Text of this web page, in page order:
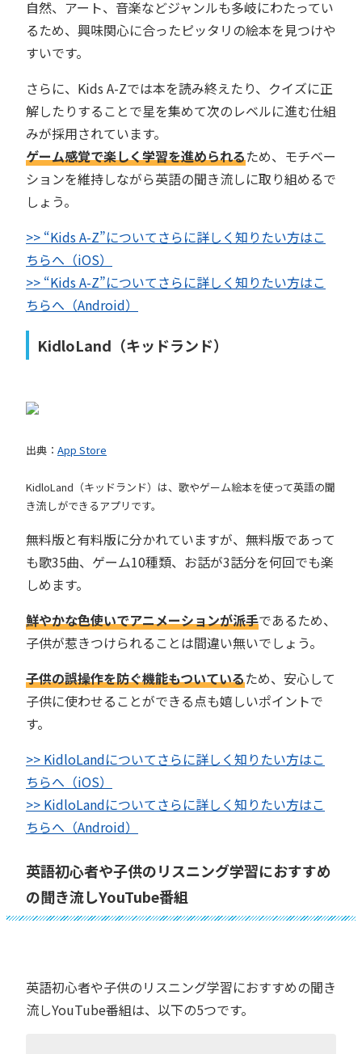
自然、アート、音楽などジャンルも多岐にわたってい
るため、興味関心に合ったピッタリの絵本を見つけや
すいです。
さらに、Kids A-Zでは本を読み終えたり、クイズに正
解したりすることで星を集めて次のレベルに進む仕組
みが採用されています。
ゲーム感覚で楽しく学習を進められるため、モチベー
ションを維持しながら英語の聞き流しに取り組めるで
しょう。
>> “Kids A-Z”についてさらに詳しく知りたい方はこ
ちらへ（iOS）
>> “Kids A-Z”についてさらに詳しく知りたい方はこ
ちらへ（Android）
KidloLand（キッドランド）
出典： App Store
KidloLand（キッドランド）は、歌やゲーム絵本を使って英語の聞
き流しができるアプリです。
無料版と有料版に分かれていますが、無料版であって
も歌35曲、ゲーム10種類、お話が3話分を何回でも楽
しめます。
鮮やかな色使いでアニメーションが派手であるため、
子供が惹きつけられることは間違い無いでしょう。
子供の誤操作を防ぐ機能もついているため、安心して
子供に使わせることができる点も嬉しいポイントで
す。
>> KidloLandについてさらに詳しく知りたい方はこ
ちらへ（iOS）
>> KidloLandについてさらに詳しく知りたい方はこ
ちらへ（Android）
英語初心者や子供のリスニング学習におすすめ
の聞き流しYouTube番組
英語初心者や子供のリスニング学習におすすめの聞き
流しYouTube番組は、以下の5つです。